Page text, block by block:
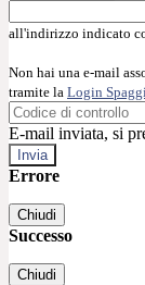
all'indirizzo indicato
Non hai una e-mail
tramite la Login
E-mail inviata, si
Errore
Chiudi
Successo
Chiudi